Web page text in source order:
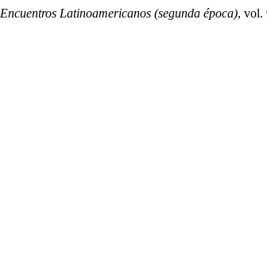
Encuentros Latinoamericanos (segunda época), vol.